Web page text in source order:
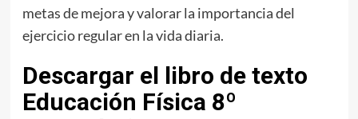
metas de mejora y valorar la importancia del
ejercicio regular en la vida diaria.
Descargar el libro de texto
Educación Física 8º